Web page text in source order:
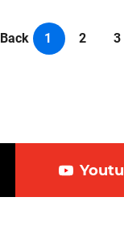
Back 1 2 3